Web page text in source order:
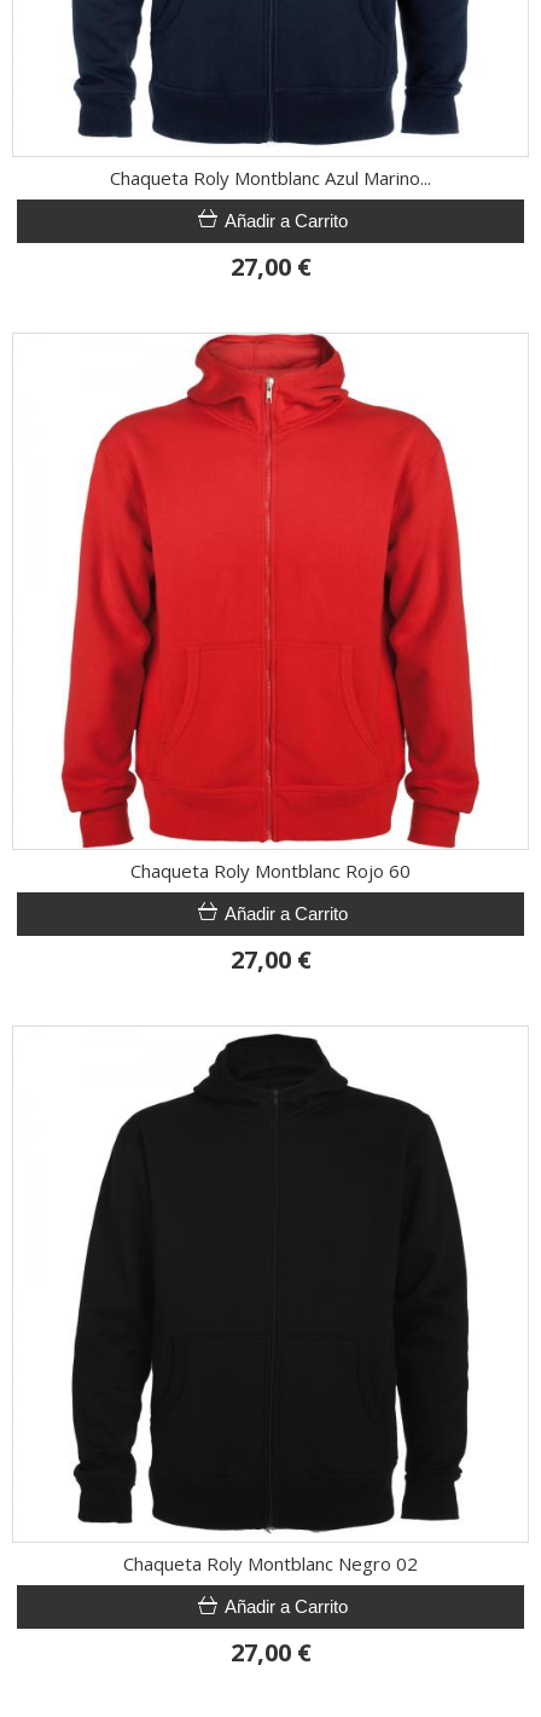
Chaqueta Roly Montblanc Azul Marino...
Añadir a Carrito
27,00 €
Chaqueta Roly Montblanc Rojo 60
Añadir a Carrito
27,00 €
Chaqueta Roly Montblanc Negro 02
Añadir a Carrito
27,00 €